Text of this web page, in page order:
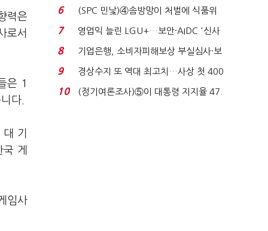
력은
로서
은 1
다.
기
게
임사
로이터에 성명...
6
(SPC 민낯)④솜방망이 처벌에 식품위
생법 위반 반복...
7
영업익 늘린 LGU+…보안·AIDC '신사
업 드라이브'...
8
기업은행, 소비자피해보상 부실심사·보
이스피싱 공시 ...
9
경상수지 또 역대 최고치…사상 첫 400
억달러에 '3% 성...
10
(정기여론조사)⑤이 대통령 지지율 47.